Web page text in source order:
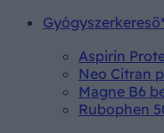
Aspirin
Neo Citran
Magne B6
Rubophen